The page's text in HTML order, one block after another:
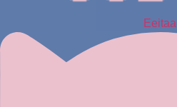
Eeitaa